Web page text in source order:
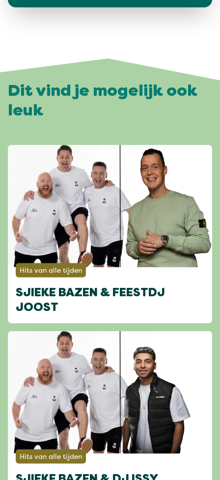
Dit vind je mogelijk ook
leuk
Hits van alle tijden
SJIEKE BAZEN & FEESTDJ
JOOST
Hits van alle tijden